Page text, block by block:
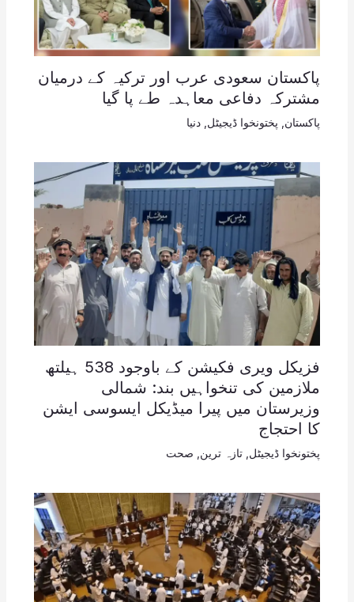
پاکستان سعودی عرب اور ترکیہ کے درمیان
مشترکہ دفاعی معاہدہ طے پا گیا
پاکستان پختونخوا ڈیجیٹل دنیا
فزیکل ویری فکیشن کے باوجود 538 ہیلتھ
ملازمین کی تنخواہیں بند: شمالی
وزیرستان میں پیرا میڈیکل ایسوسی ایشن
کا احتجاج
پختونخوا ڈیجیٹل, تازہ ترین, صحت